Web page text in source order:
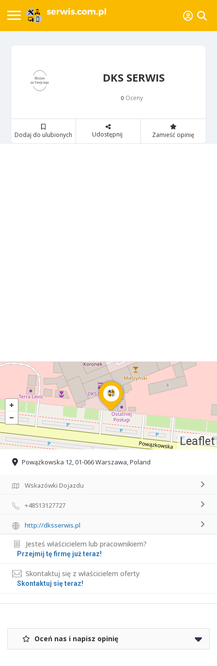
DKS SERWIS
0 Oceny
Dodaj do ulubionych Udostępnij Zamieść opinię
Leaflet
Powązkowska 12, 01-066 Warszawa, Poland
Wskazówki Dojazdu
+48513127727
http://dksserwis.pl
Jesteś właścicielem lub pracownikiem?
Przejmij tę firmę już teraz!
Skontaktuj się z właścicielem oferty
Skontaktuj się teraz!
Oceń nas i napisz opinię